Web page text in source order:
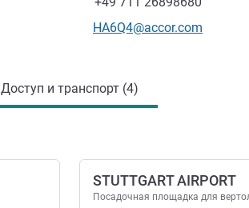
Контактный адрес
HA6Q4@accor.com
Доступ и транспорт (4)
STUTTGART AIRPORT
Посадочная площадка для